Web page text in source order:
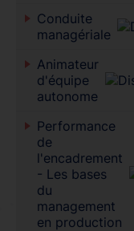
Conduite
managériale
Animateur
d'équipe
autonome
Performance
de
l'encadrement
- Les bases
du
management
en production